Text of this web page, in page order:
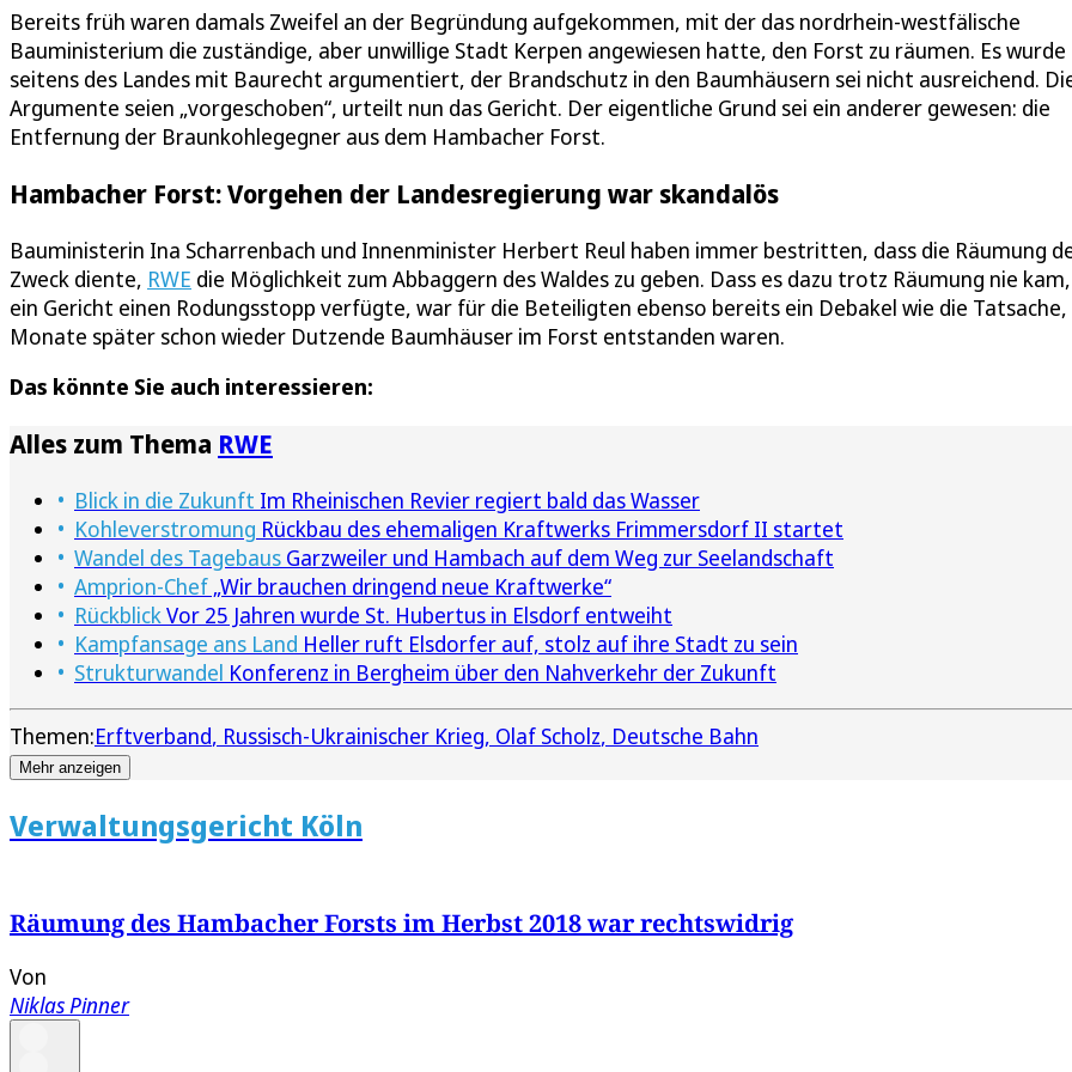
Bereits früh waren damals Zweifel an der Begründung aufgekommen, mit der das nordrhein-westfälische
Bauministerium die zuständige, aber unwillige Stadt Kerpen angewiesen hatte, den Forst zu räumen. Es wurde
seitens des Landes mit Baurecht argumentiert, der Brandschutz in den Baumhäusern sei nicht ausreichend.
Argumente seien „vorgeschoben“, urteilt nun das Gericht. Der eigentliche Grund sei ein anderer gewesen: die
Entfernung der Braunkohlegegner aus dem Hambacher Forst.
Hambacher Forst: Vorgehen der Landesregierung war skandalös
Bauministerin Ina Scharrenbach und Innenminister Herbert Reul haben immer bestritten, dass die Räumung
Zweck diente, RWE die Möglichkeit zum Abbaggern des Waldes zu geben. Dass es dazu trotz Räumung nie
ein Gericht einen Rodungsstopp verfügte, war für die Beteiligten ebenso bereits ein Debakel wie die Tatsache,
Monate später schon wieder Dutzende Baumhäuser im Forst entstanden waren.
Das könnte Sie auch interessieren:
Alles zum Thema RWE
Blick in die Zukunft Im Rheinischen Revier regiert bald das Wasser
Kohleverstromung Rückbau des ehemaligen Kraftwerks Frimmersdorf II startet
Wandel des Tagebaus Garzweiler und Hambach auf dem Weg zur Seelandschaft
Amprion-Chef „Wir brauchen dringend neue Kraftwerke“
RückblickVor 25 Jahren wurde St. Hubertus in Elsdorf entweiht
Kampfansage ans Land Heller ruft Elsdorfer auf, stolz auf ihre Stadt zu sein
Strukturwandel Konferenz in Bergheim über den Nahverkehr der Zukunft
Themen:Erftverband Russisch-Ukrainischer Krieg Olaf Scholz Deutsche Bahn
Mehr anzeigen
Verwaltungsgericht Köln
Räumung des Hambacher Forsts im Herbst 2018 war rechtswidrig
Von
Niklas Pinner